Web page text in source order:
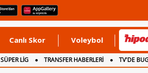
Canlı Skor Voleybol
SÜPER LİG TRANSFER HABERLERİ TV'DE